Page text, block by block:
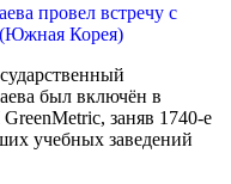
провел встречу с
(Южная Корея)
был включён в
заняв 1740-е
учебных заведений